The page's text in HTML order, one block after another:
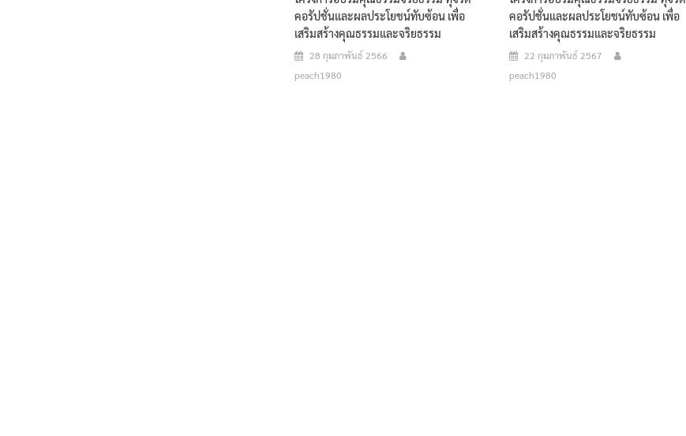
คอรัปชั่นและผลประโยชน์ทับซ้อน เพื่อ
เสริมสร้างคุณธรรมและจริยธรรม
28 กุมภาพันธ์ 2566
peach1980
คอรัปชั่นและผลประโยชน์ทับซ้อน เพื่อ
เสริมสร้างคุณธรรมและจริยธรรม
22 กุมภาพันธ์ 2567
peach1980